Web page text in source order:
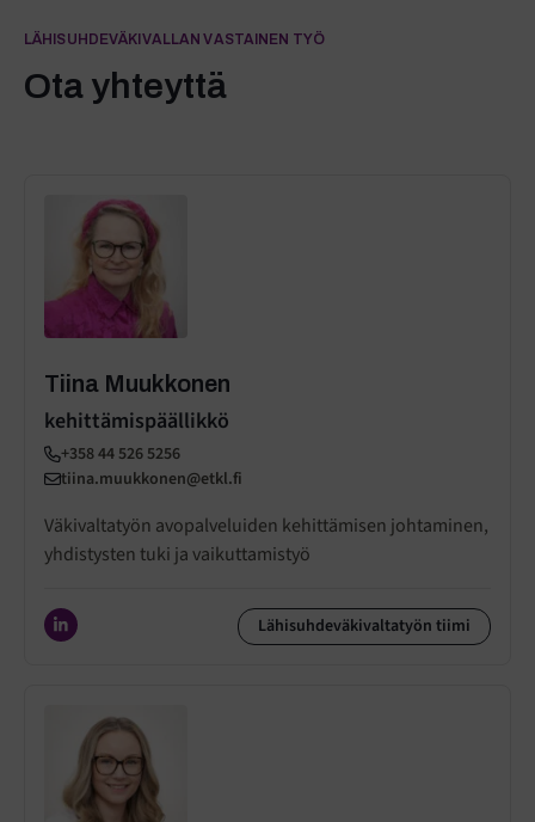
LÄHISUHDEVÄKIVALLAN VASTAINEN TYÖ
Ota yhteyttä
Tiina Muukkonen
kehittämispäällikkö
+358 44 526 5256
tiina.muukkonen@etkl.fi
Väkivaltatyön avopalveluiden kehittämisen johtaminen,
yhdistysten tuki ja vaikuttamistyö
Lähisuhdeväkivaltatyön tiimi